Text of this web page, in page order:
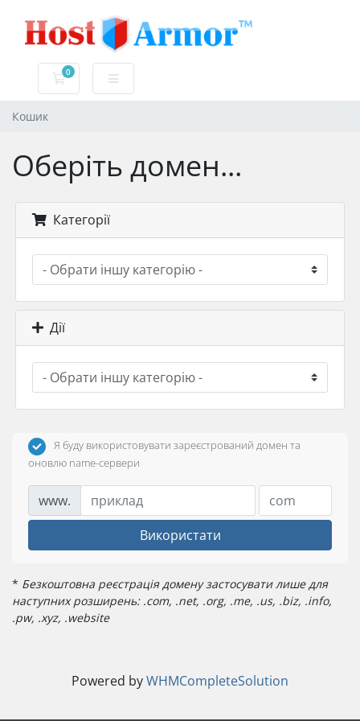
0
Кошик
Кошик
Оберіть домен...
Категорії
Дії
Я буду використовувати зареєстрований домен та
оновлю name-сервери
www.
Використати
* Безкоштовна реєстрація домену застосувати лише для
наступних розширень: .com, .net, .org, .me, .us, .biz, .info,
.pw, .xyz, .website
Powered byWHMCompleteSolution